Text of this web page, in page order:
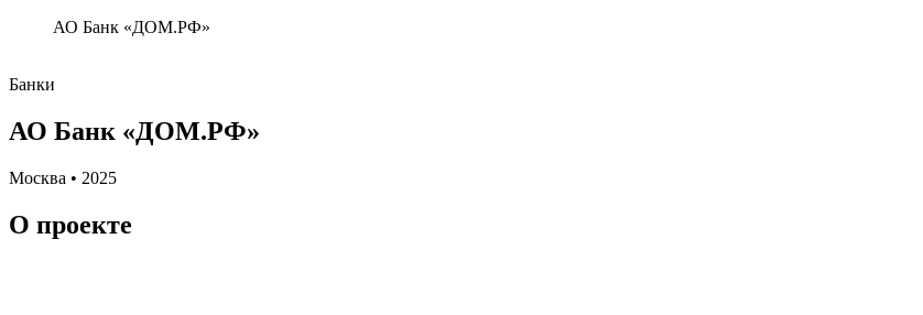
АО Банк «ДОМ.РФ»
Банки
АО Банк «ДОМ.РФ»
Москва • 2025
О проекте